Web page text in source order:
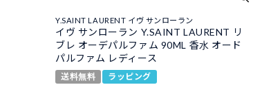
Y.SAINT LAURENT イヴ サンローラン
イヴ サンローラン Y.SAINT LAURENT リ
ブレ オーデパルファム 90ML 香水 オード
パルファム レディース
送料無料
ラッピング